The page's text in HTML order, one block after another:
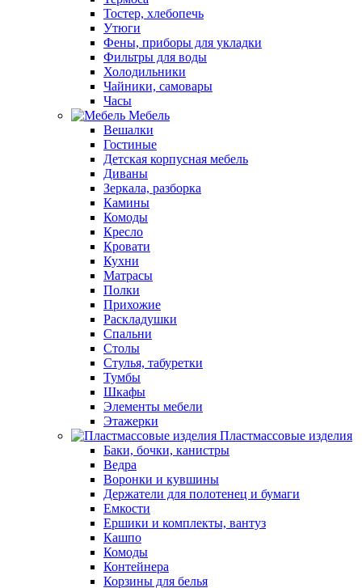
Тостер, хлебопечь
Утюги
Фены, приборы для укладки
Фильтры для воды
Холодильники
Чайники, самовары
Часы
Мебель
Вешалки
Гостиные
Детская корпусная мебель
Диваны
Зеркала, разборка
Камины
Комоды
Кресло
Кровати
Кухни
Матрасы
Полки
Прихожие
Раскладушки
Спальни
Столы
Стулья, табуретки
Тумбы
Шкафы
Элементы мебели
Этажерки
Пластмассовые изделия
Баки, бочки, канистры
Ведра
Воронки и кувшины
Держатели для полотенец и бумаги
Емкости
Ершики и комплекты, вантуз
Кашпо
Комоды
Контейнера
Корзины для белья